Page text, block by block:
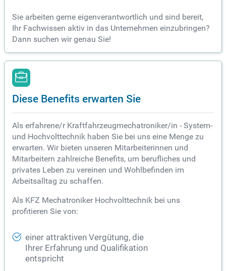
Sie arbeiten gerne eigenverantwortlich und sind bereit,
Ihr Fachwissen aktiv in das Unternehmen einzubringen?
Dann suchen wir genau Sie!
Diese Benefits erwarten Sie
Als erfahrene/r Kraftfahrzeugmechatroniker/in - System-
und Hochvolttechnik haben Sie bei uns eine Menge zu
erwarten. Wir bieten unseren Mitarbeiterinnen und
Mitarbeitern zahlreiche Benefits, um berufliches und
privates Leben zu vereinen und Wohlbefinden im
Arbeitsalltag zu schaffen.
Als KFZ Mechatroniker Hochvolttechnik bei uns
profitieren Sie von:
einer attraktiven Vergütung, die
Ihrer Erfahrung und Qualifikation
entspricht